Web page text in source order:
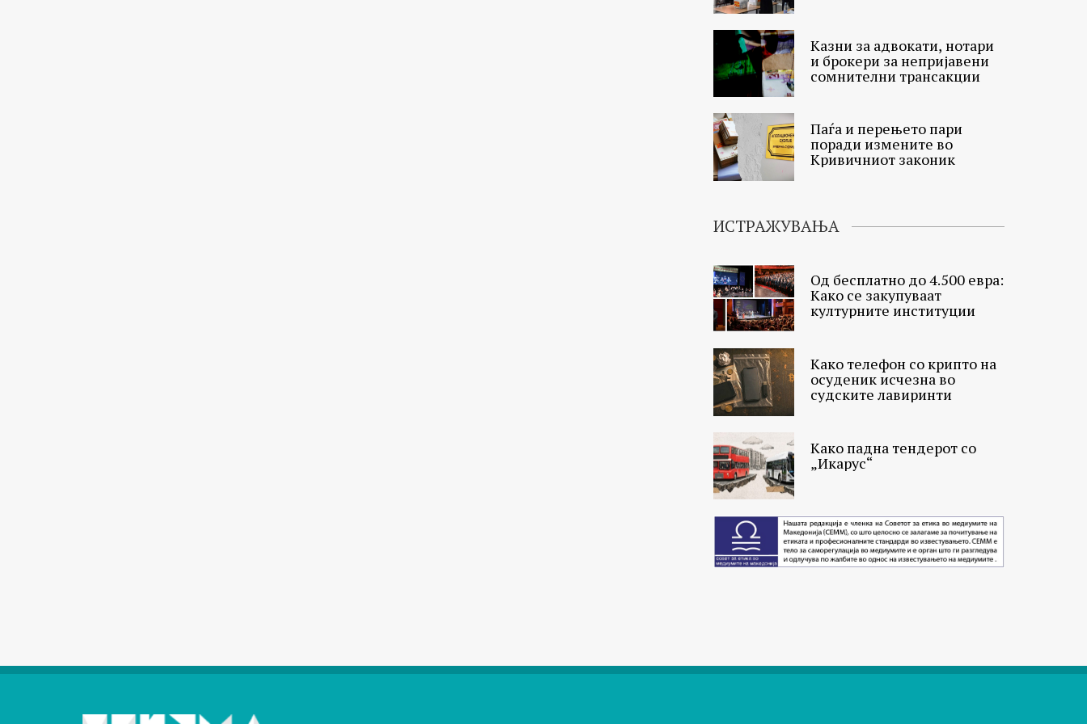
Казни за адвокати, нотари
и брокери за непријавени
сомнителни трансакции
Паѓа и перењето пари
поради измените во
Кривичниот законик
ИСТРАЖУВАЊА
Од бесплатно до 4.500 евра:
Како се закупуваат
културните институции
Како телефон со крипто на
осуденик исчезна во
судските лавиринти
Како падна тендерот со
„Икарус“